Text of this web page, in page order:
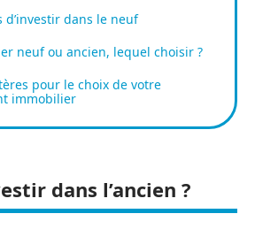
d’investir dans le neuf
neuf ou ancien, lequel choisir ?
pour le choix de votre
immobilier
dans l’ancien ?